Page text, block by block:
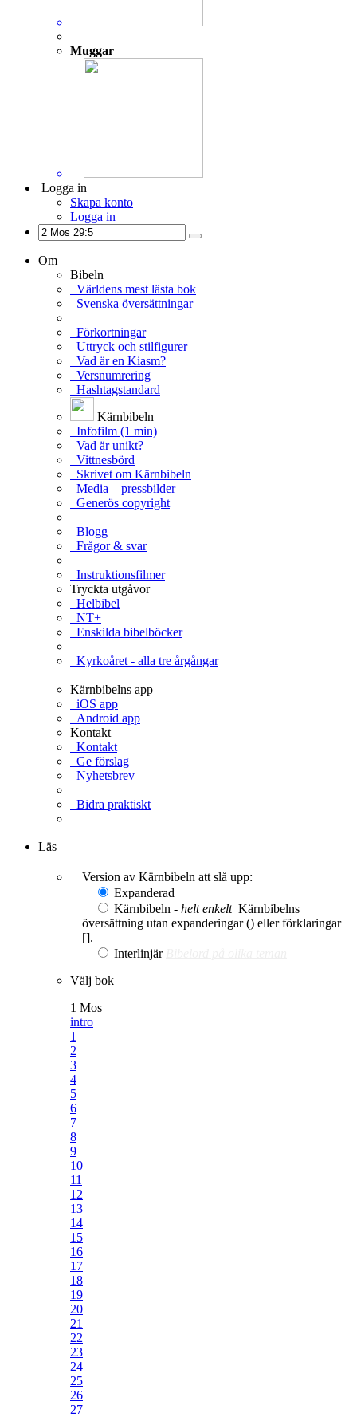
Muggar
Logga in
Skapa konto
Logga in
Om
Bibeln
Världens mest lästa bok
Svenska översättningar
Förkortningar
Uttryck och stilfigurer
Vad är en Kiasm?
Versnumrering
Hashtagstandard
Kärnbibeln
Infofilm (1 min)
Vad är unikt?
Vittnesbörd
Skrivet om Kärnbibeln
Media – pressbilder
Generös copyright
Blogg
Frågor & svar
Instruktionsfilmer
Tryckta utgåvor
Helbibel
NT+
Enskilda bibelböcker
Kyrkoåret - alla tre årgångar
Kärnbibelns app
iOS app
Android app
Kontakt
Kontakt
Ge förslag
Nyhetsbrev
Bidra praktiskt
Läs
Version av Kärnbibeln att slå upp:
Expanderad
Kärnbibeln - helt enkelt Kärnbibelns
översättning utan expanderingar () eller förklaringar
[].
Interlinjär
Välj bok
1 Mos
intro
1
2
3
4
5
6
7
8
9
10
11
12
13
14
15
16
17
18
19
20
21
22
23
24
25
26
27